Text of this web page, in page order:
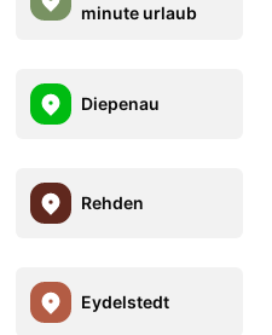
minute urlaub
Diepenau
Rehden
Eydelstedt